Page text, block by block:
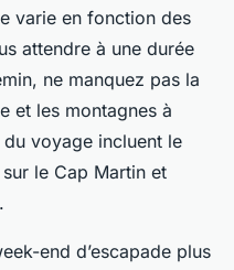
varie en fonction des
attendre à une durée
ne manquez pas la
et les montagnes à
voyage incluent le
le Cap Martin et
end d’escapade plus